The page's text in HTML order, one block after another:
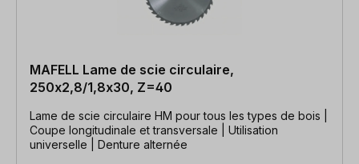
MAFELL Lame de scie circulaire,
250x2,8/1,8x30, Z=40
Lame de scie circulaire HM pour tous les types de bois |
Coupe longitudinale et transversale | Utilisation
universelle | Denture alternée